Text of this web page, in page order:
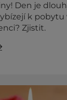
Den je
k pobytu
Zjistit.